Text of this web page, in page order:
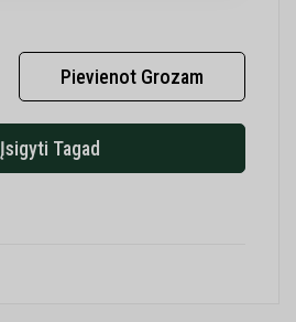
Pievienot Grozam
Įsigyti Tagad